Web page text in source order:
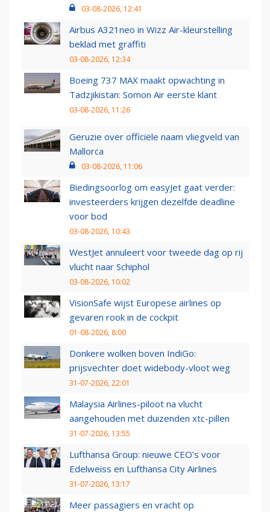
03-08-2026, 12:41
Airbus A321neo in Wizz Air-kleurstelling
beklad met graffiti
03-08-2026, 12:34
Boeing 737 MAX maakt opwachting in
Tadzjikistan: Somon Air eerste klant
03-08-2026, 11:26
Geruzie over officiële naam vliegveld van
Mallorca
03-08-2026, 11:06
Biedingsoorlog om easyJet gaat verder:
investeerders krijgen dezelfde deadline
voor bod
03-08-2026, 10:43
WestJet annuleert voor tweede dag op rij
vlucht naar Schiphol
03-08-2026, 10:02
VisionSafe wijst Europese airlines op
gevaren rook in de cockpit
01-08-2026, 8:00
Donkere wolken boven IndiGo:
prijsvechter doet widebody-vloot weg
31-07-2026, 22:01
Malaysia Airlines-piloot na vlucht
aangehouden met duizenden xtc-pillen
31-07-2026, 13:55
Lufthansa Group: nieuwe CEO’s voor
Edelweiss en Lufthansa City Airlines
31-07-2026, 13:17
Meer passagiers en vracht op